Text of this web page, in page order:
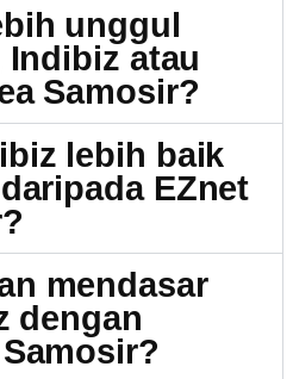
unggul
atau
Samosir?
lebih baik
EZnet
mendasar
dengan